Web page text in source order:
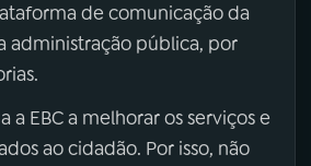
de comunicação da
administração pública, por
a EBC a melhorar os serviços e
ao cidadão. Por isso, não